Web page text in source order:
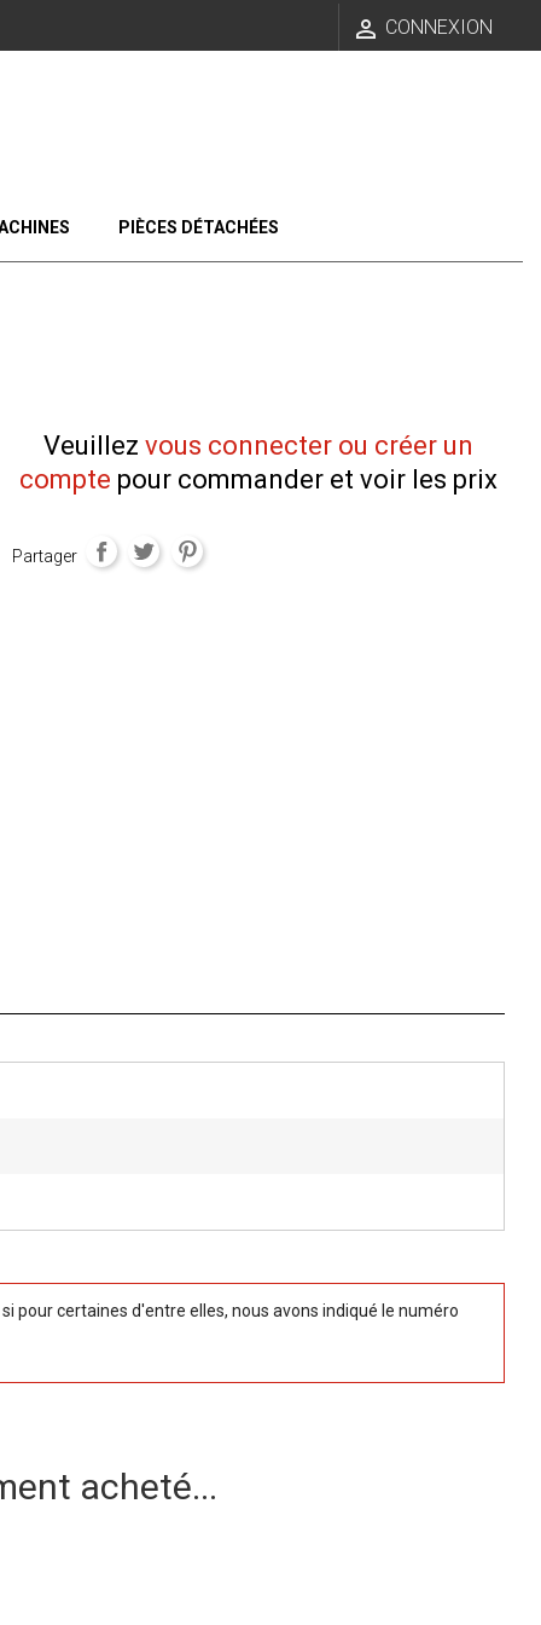
 CONNEXION
PIÈCES DÉTACHÉES
Veuillez vous connecter ou créer un
compte pour commander et voir les prix
Partager
pour certaines d'entre elles, nous avons indiqué le numéro
acheté...